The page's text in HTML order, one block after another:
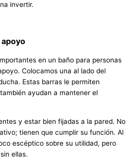
invertir.
en un baño para personas
Colocamos una al lado del
Estas barras le permiten
ayudan a mantener el
y estar bien fijadas a la pared. No
tienen que cumplir su función. Al
escéptico sobre su utilidad, pero
ellas.